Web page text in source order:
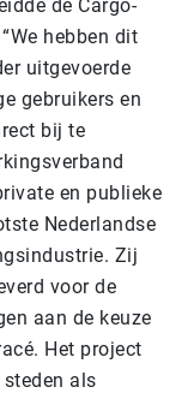
de Cargo-
hebben dit
uitgevoerde
gebruikers en
bij te
en publieke
Nederlandse
Zij
voor de
aan de keuze
Het project
als